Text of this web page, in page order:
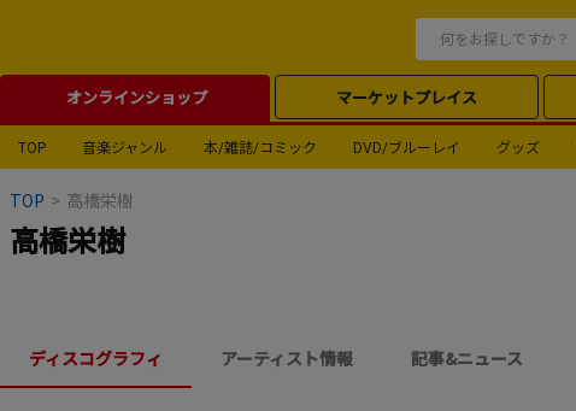
オンラインショップ マーケットプレイス
TOP 音楽ジャンル 本/雑誌/コミック DVD/ブルーレイ グッズ
TOP > 高橋栄樹
高橋栄樹
ディスコグラフィ アーティスト情報 記事&ニュース